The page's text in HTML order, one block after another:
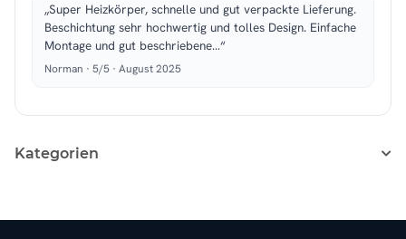
„Super Heizkörper, schnelle und gut verpackte Lieferung.
Beschichtung sehr hochwertig und tolles Design. Einfache
Montage und gut beschriebene…“
Norman · 5/5 · August 2025
Kategorien